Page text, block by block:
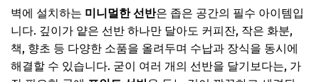
벽에 설치하는 미니멀한 선반은 좁은 공간의 필수 아이템입
니다. 깊이가 얕은 선반 하나만 달아도 커피잔, 작은 화분,
책, 향초 등 다양한 소품을 올려두며 수납과 장식을 동시에
해결할 수 있습니다. 굳이 여러 개의 선반을 달기보다는, 가